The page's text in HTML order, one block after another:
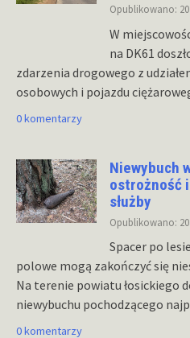
Opublikowano:
W
na DK61
zdarzenia drogowego z
osobowych i pojazdu
0 komentarzy
Niewybuch
ostrożność
służby
Opublikowano:
Spacer po
polowe mogą zakończyć się
Na terenie powiatu łosickiego
niewybuchu pochodzącego
0 komentarzy